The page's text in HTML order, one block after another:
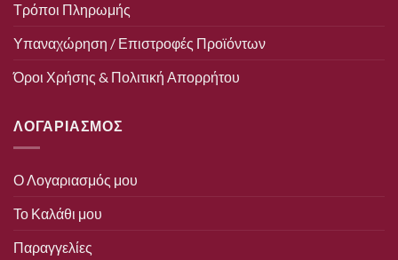
Τρόποι Πληρωμής
Υπαναχώρηση / Επιστροφές Προϊόντων
Όροι Χρήσης & Πολιτική Απορρήτου
ΛΟΓΑΡΙΑΣΜΟΣ
Ο Λογαριασμός μου
Το Καλάθι μου
Παραγγελίες